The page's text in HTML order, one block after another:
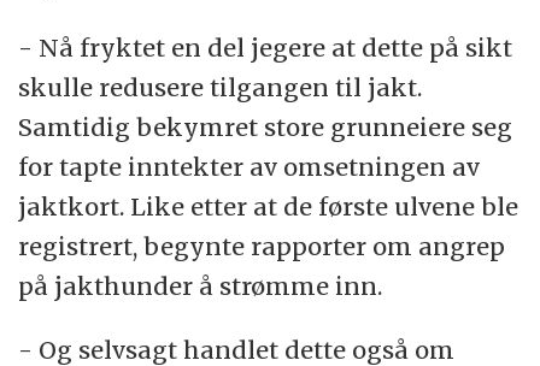
- Nå fryktet en del jegere at dette på sikt
skulle redusere tilgangen til jakt.
Samtidig bekymret store grunneiere seg
for tapte inntekter av omsetningen av
jaktkort. Like etter at de første ulvene ble
registrert, begynte rapporter om angrep
på jakthunder å strømme inn.
- Og selvsagt handlet dette også om